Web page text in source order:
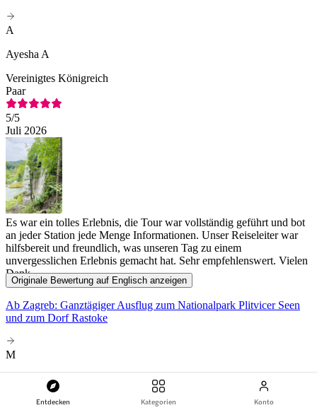
Entdecken Kategorien Konto
A
Ayesha A
Vereinigtes Königreich
Paar
5/5
Juli 2026
Es war ein tolles Erlebnis, die Tour war vollständig geführt und bot
an jeder Station jede Menge Informationen. Unser Reiseleiter war
hilfsbereit und freundlich, was unseren Tag zu einem
unvergesslichen Erlebnis gemacht hat. Sehr empfehlenswert. Vielen
Dank
Originale Bewertung auf Englisch anzeigen
Ab Zagreb: Ganztägiger Ausflug zum Nationalpark Plitvicer Seen
und zum Dorf Rastoke
M